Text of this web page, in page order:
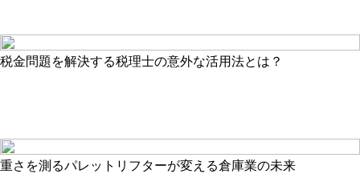
税金問題を解決する税理士の意外な活用法とは？
重さを測るパレットリフターが変える倉庫業の未来